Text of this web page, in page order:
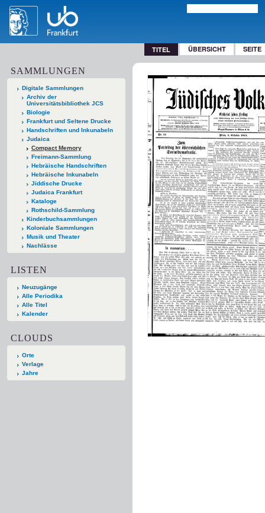
TITEL ÜBERSICHT SEITE
SAMMLUNGEN
Digitale Sammlungen
Archiv der
Universitätsbibliothek JCS
Biologie
Frankfurt und Seltene Drucke
Handschriften und Inkunabeln
Judaica
Compact Memory
Freimann-Sammlung
Hebräische Handschriften
Hebräische Inkunabeln
Jiddische Drucke
Judaica Frankfurt
Kataloge
Rothschild-Sammlung
Kinderbuchsammlungen
Koloniale Sammlungen
Musik und Theater
Nachlässe
LISTEN
Neuzugänge
Alle Periodika
Alle Titel
Kalender
CLOUDS
Orte
Verlage
Jahre